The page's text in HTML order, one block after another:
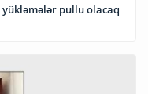
pullu olacaq